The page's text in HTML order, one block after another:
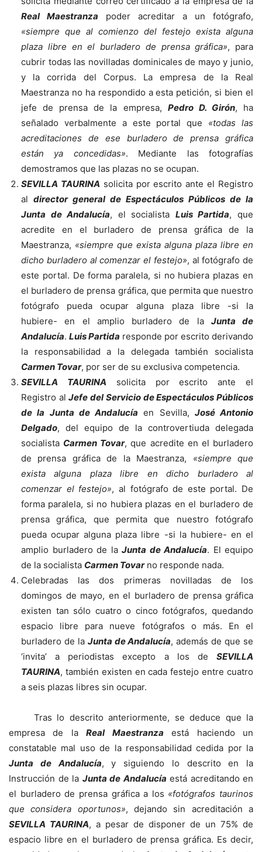
Real Maestranza poder acreditar a un fotógrafo,
«siempre que al comienzo del festejo exista alguna
plaza libre en el burladero de prensa gráfica», para
cubrir todas las novilladas dominicales de mayo y junio,
y la corrida del Corpus. La empresa de la Real
Maestranza no ha respondido a esta petición, si bien el
jefe de prensa de la empresa, Pedro D. Girón, ha
señalado verbalmente a este portal que «todas las
acreditaciones de ese burladero de prensa gráfica
están ya concedidas». Mediante las fotografías
demostramos que las plazas no se ocupan.
SEVILLA TAURINA solicita por escrito ante el Registro
al director general de Espectáculos Públicos de la
Junta de Andalucía, el socialista Luis Partida, que
acredite en el burladero de prensa gráfica de la
Maestranza, «siempre que exista alguna plaza libre en
dicho burladero al comenzar el festejo», al fotógrafo de
este portal. De forma paralela, si no hubiera plazas en
el burladero de prensa gráfica, que permita que nuestro
fotógrafo pueda ocupar alguna plaza libre -si la
hubiere- en el amplio burladero de la Junta de
Andalucía. Luis Partida responde por escrito derivando
la responsabilidad a la delegada también socialista
Carmen Tovar, por ser de su exclusiva competencia.
SEVILLA TAURINA solicita por escrito ante el
Registro alJefe del Servicio de Espectáculos Públicos
de la Junta de Andalucía en Sevilla, José Antonio
Delgado, del equipo de la controvertiuda delegada
socialista Carmen Tovar, que acredite en el burladero
de prensa gráfica de la Maestranza, «siempre que
exista alguna plaza libre en dicho burladero al
comenzar el festejo», al fotógrafo de este portal. De
forma paralela, si no hubiera plazas en el burladero de
prensa gráfica, que permita que nuestro fotógrafo
pueda ocupar alguna plaza libre -si la hubiere- en el
amplio burladero de la Junta de Andalucía. El equipo
de la socialista Carmen Tovarno responde nada.
Celebradas las dos primeras novilladas de los
domingos de mayo, en el burladero de prensa gráfica
existen tan sólo cuatro o cinco fotógrafos, quedando
espacio libre para nueve fotógrafos o más. En el
burladero de la Junta de Andalucía, además de que se
‘invita’ a periodistas excepto a los de SEVILLA
TAURINA, también existen en cada festejo entre cuatro
a seis plazas libres sin ocupar.
Tras lo descrito anteriormente, se deduce que la
empresa de laReal Maestranza está haciendo un
constatable mal uso de la responsabilidad cedida por la
Junta de Andalucía, y siguiendo lo descrito en la
Instrucción de la Junta de Andalucía está acreditando en
el burladero de prensa gráfica a los «fotógrafos taurinos
que considera oportunos», dejando sin acreditación a
SEVILLA TAURINA, a pesar de disponer de un 75% de
espacio libre en el burladero de prensa gráfica. Es decir,